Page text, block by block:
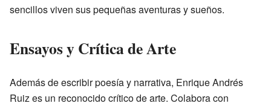
sencillos viven sus pequeñas aventuras y sueños.
Ensayos y Crítica de Arte
Además de escribir poesía y narrativa, Enrique Andrés
Ruiz es un reconocido crítico de arte. Colabora con